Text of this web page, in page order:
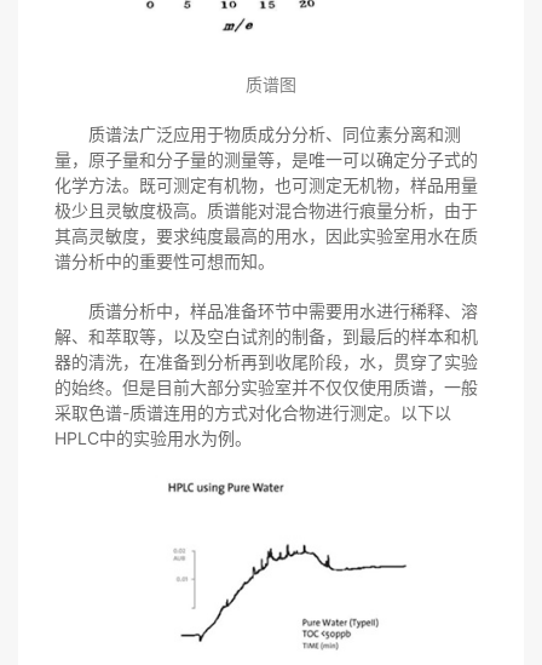
质谱图
质谱法广泛应用于物质成分分析、同位素分离和测
量，原子量和分子量的测量等，是唯一可以确定分子式的
化学方法。既可测定有机物，也可测定无机物，样品用量
极少且灵敏度极高。质谱能对混合物进行痕量分析，由于
其高灵敏度，要求纯度最高的用水，因此实验室用水在质
谱分析中的重要性可想而知。
质谱分析中，样品准备环节中需要用水进行稀释、溶
解、和萃取等，以及空白试剂的制备，到最后的样本和机
器的清洗，在准备到分析再到收尾阶段，水，贯穿了实验
的始终。但是目前大部分实验室并不仅仅使用质谱，一般
采取色谱-质谱连用的方式对化合物进行测定。以下以
HPLC中的实验用水为例。